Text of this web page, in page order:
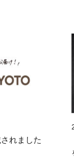
れました